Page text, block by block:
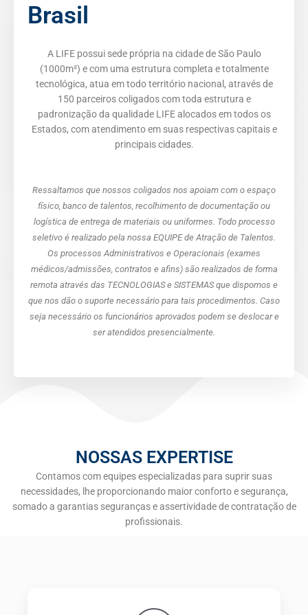
Brasil
A LIFE possui sede própria na cidade de São Paulo
(1000m²) e com uma estrutura completa e totalmente
tecnológica, atua em todo território nacional, através de
150 parceiros coligados com toda estrutura e
padronização da qualidade LIFE alocados em todos os
Estados, com atendimento em suas respectivas capitais e
principais cidades.
Ressaltamos que nossos coligados nos apoiam com o espaço
físico, banco de talentos, recolhimento de documentação ou
logística de entrega de materiais ou uniformes. Todo processo
seletivo é realizado pela nossa EQUIPE de Atração de Talentos.
Os processos Administrativos e Operacionais (exames
médicos/admissões, contratos e afins) são realizados de forma
remota através das TECNOLOGIAS e SISTEMAS que dispomos e
que nos dão o suporte necessário para tais procedimentos. Caso
seja necessário os funcionários aprovados podem se deslocar e
ser atendidos presencialmente.
NOSSAS EXPERTISE
Contamos com equipes especializadas para suprir suas
necessidades, lhe proporcionando maior conforto e segurança,
somado a garantias seguranças e assertividade de contratação de
profissionais.